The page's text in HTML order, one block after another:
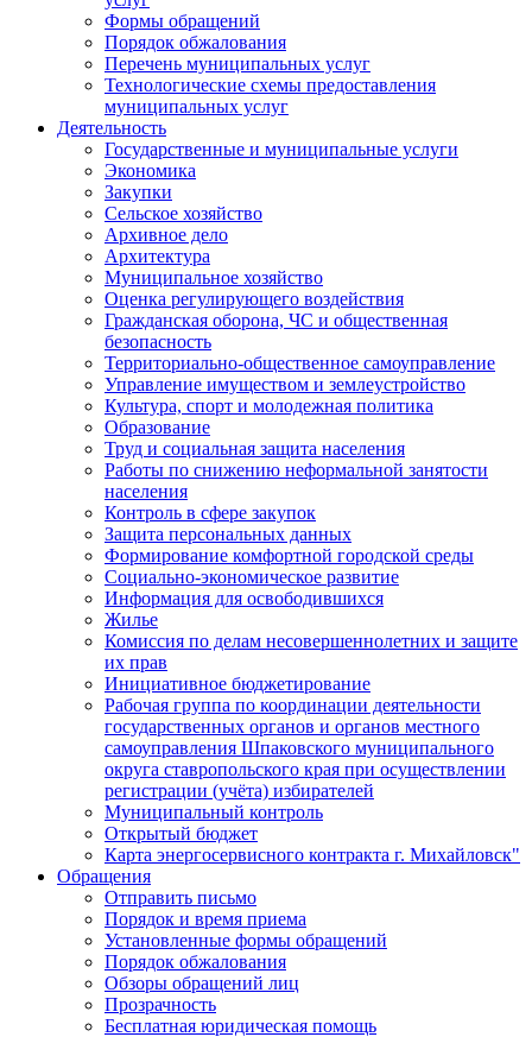
Формы обращений
Порядок обжалования
Перечень муниципальных услуг
Технологические схемы предоставления
муниципальных услуг
Деятельность
Государственные и муниципальные услуги
Экономика
Закупки
Сельское хозяйство
Архивное дело
Архитектура
Муниципальное хозяйство
Оценка регулирующего воздействия
Гражданская оборона, ЧС и общественная
безопасность
Территориально-общественное самоуправление
Управление имуществом и землеустройство
Культура, спорт и молодежная политика
Образование
Труд и социальная защита населения
Работы по снижению неформальной занятости
населения
Контроль в сфере закупок
Защита персональных данных
Формирование комфортной городской среды
Социально-экономическое развитие
Информация для освободившихся
Жилье
Комиссия по делам несовершеннолетних и защите
их прав
Инициативное бюджетирование
Рабочая группа по координации деятельности
государственных органов и органов местного
самоуправления Шпаковского муниципального
округа ставропольского края при осуществлении
регистрации (учёта) избирателей
Муниципальный контроль
Открытый бюджет
Карта энергосервисного контракта г. Михайловск"
Обращения
Отправить письмо
Порядок и время приема
Установленные формы обращений
Порядок обжалования
Обзоры обращений лиц
Прозрачность
Бесплатная юридическая помощь